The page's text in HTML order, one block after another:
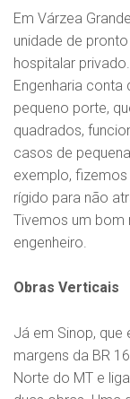
Em Várzea
unidade de
hospitalar
Engenharia
pequeno porte,
quadrados,
casos de
exemplo,
rígido para não
Tivemos um bom
engenheiro.
Obras Verticais
Já em Sinop,
margens da BR
Norte do MT e